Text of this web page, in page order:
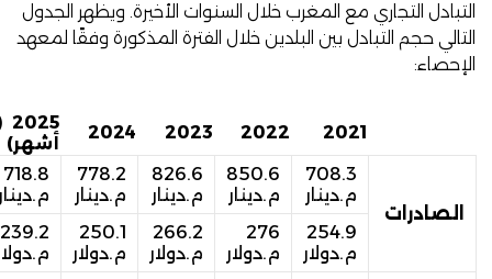
التبادل التجاري مع المغرب خلال السنوات الأخيرة. ويظهر الجدول
التالي حجم التبادل بين البلدين خلال الفترة المذكورة وفقًا لمعهد
الإحصاء:
2021
2022
2023
2024
2025
أشهر)
الصادرات
708.3
م.دينار
850.6
م.دينار
826.6
م.دينار
778.2
م.دينار
718.8
254.9
م.دولار
276
م.دولار
266.2
م.دولار
250.1
م.دولار
239.2